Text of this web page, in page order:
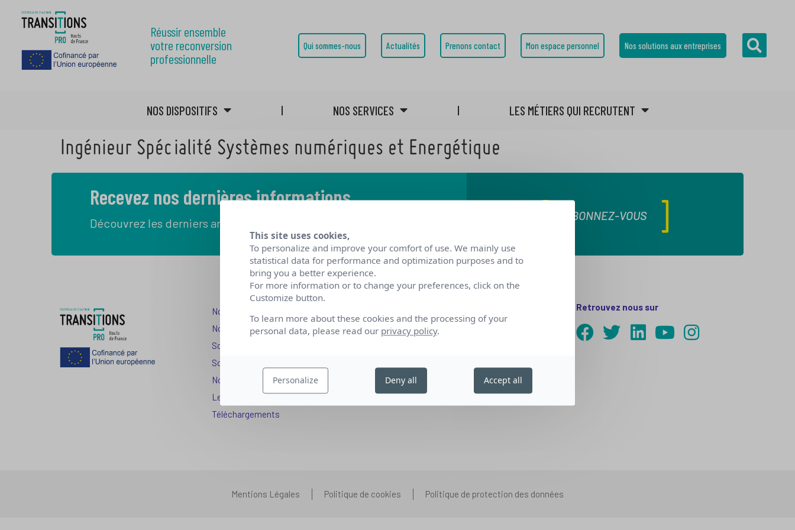
Réussir ensemble
votre reconversion
professionnelle
Qui sommes-nous Actualités Prenons contact Mon espace personnel Nos solutions aux entreprises
NOS DISPOSITIFS NOS SERVICES LES MÉTIERS QUI RECRUTENT
Ingénieur Spécialité Systèmes numériques et Energétique
Recevez nos dernières informations
Découvrez les derniers articles de notre blog
ABONNEZ-VOUS
Nos dispositifs pour se reconvertir
Nos solutions aux entreprises
Solution Compétences IA
Solution Seniors+
Nos services aux organismes de formation
Les questions que vous vous posez
Téléchargements
Nos partenariats
Nous rejoindre
Retrouvez nous sur
Mentions Légales Politique de cookies Politique de protection des données
This site uses cookies,
To personalize and improve your comfort of use. We mainly use
statistical data for performance and optimization purposes and to
bring you a better experience.
For more information or to change your preferences, click on the
Customize button.
To learn more about these cookies and the processing of your
personal data, please read our privacy policy.
Personalize Deny all Accept all